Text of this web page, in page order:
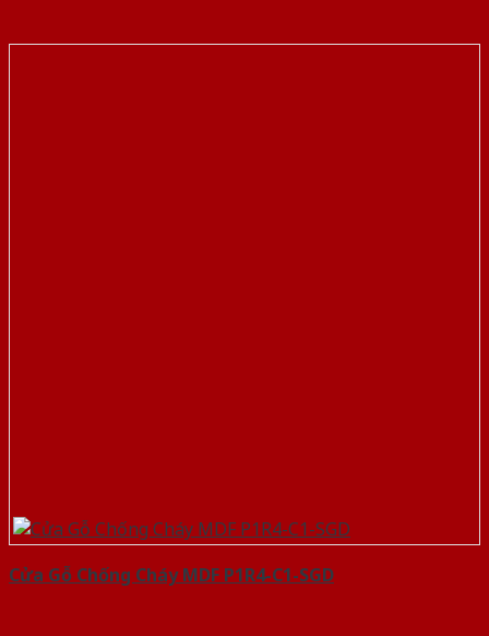
Cửa Gỗ Chống Cháy MDF P1R4-C1-SGD